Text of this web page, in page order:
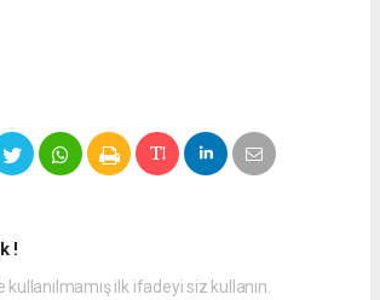
!
kullanılmamış ilk ifadeyi siz kullanın.